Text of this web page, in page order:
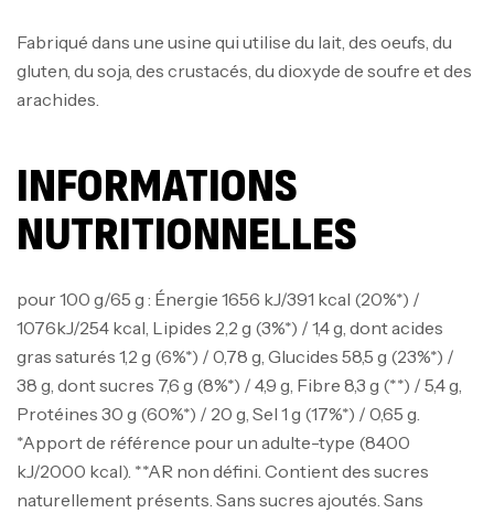
Fabriqué dans une usine qui utilise du lait, des oeufs, du
gluten, du soja, des crustacés, du dioxyde de soufre et des
arachides.
INFORMATIONS
NUTRITIONNELLES
pour 100 g/65 g : Énergie 1656 kJ/391 kcal (20%*) /
1076kJ/254 kcal, Lipides 2,2 g (3%*) / 1,4 g, dont acides
gras saturés 1,2 g (6%*) / 0,78 g, Glucides 58,5 g (23%*) /
38 g, dont sucres 7,6 g (8%*) / 4,9 g, Fibre 8,3 g (**) / 5,4 g,
Protéines 30 g (60%*) / 20 g, Sel 1 g (17%*) / 0,65 g.
*Apport de référence pour un adulte-type (8400
kJ/2000 kcal). **AR non défini. Contient des sucres
naturellement présents. Sans sucres ajoutés. Sans
Mega Creatine CREAPURE – 306 Gr –
Biotech USA